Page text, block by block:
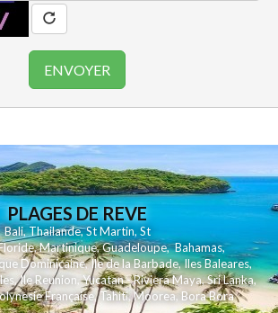
PLAGES DE REVE
Bali,Thailande,St Martin,St
,Martinique,Guadeloupe,Bahamas,
Dominicaine,Ile de la Barbade,Iles Baleares,
,Ile Reunion,Yucatan - Riviera Maya,Sri Lanka,
Française,Tahiti,Moorea, Bora Bora